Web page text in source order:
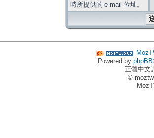
時所提供的 e-mail 位址。
Powered by phpBB
正體中文
©